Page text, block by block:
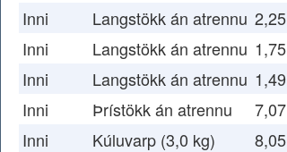
Inni
Langstökk án atrennu 2,25
Inni
Langstökk án atrennu 1,75
Inni
Langstökk án atrennu 1,49
Inni
Þrístökk án atrennu 7,07
Inni
Kúluvarp (3,0 kg) 8,05